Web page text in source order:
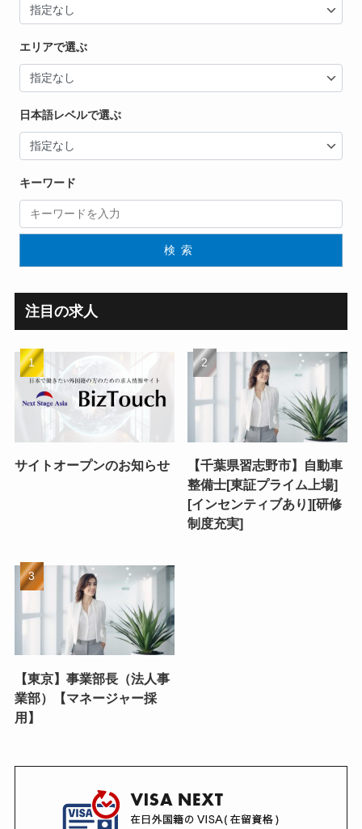
エリアで選ぶ
日本語レベルで選ぶ
キーワード
検索
注目の求人
サイトオープンのお知らせ
【千葉県習志野市】自動車
整備士[東証プライム上場]
[インセンティブあり][研修
制度充実]
【東京】事業部長（法人事
業部）【マネージャー採
用】